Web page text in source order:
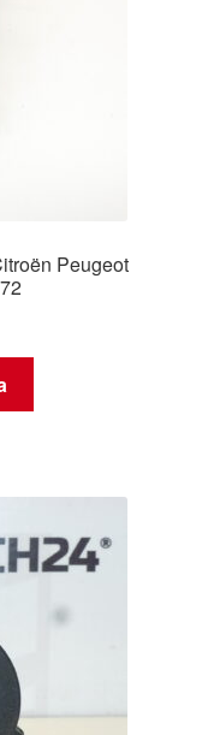
Peugeot